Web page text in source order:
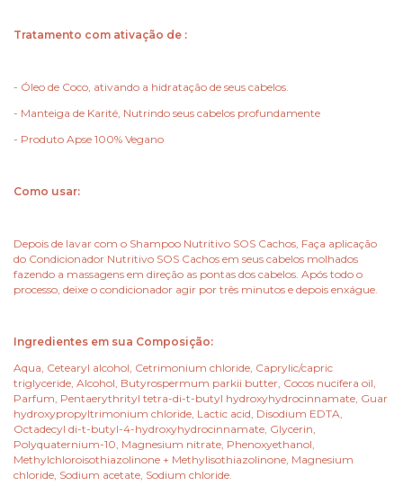
Tratamento com ativação de :
- Óleo de Coco, ativando a hidratação de seus cabelos.
- Manteiga de Karité, Nutrindo seus cabelos profundamente
- Produto Apse 100% Vegano
Como usar:
Depois de lavar com o Shampoo Nutritivo SOS Cachos, Faça aplicação
do Condicionador Nutritivo SOS Cachos em seus cabelos molhados
fazendo a massagens em direção as pontas dos cabelos. Após todo o
processo, deixe o condicionador agir por três minutos e depois enxágue.
Ingredientes em sua Composição:
Aqua, Cetearyl alcohol, Cetrimonium chloride, Caprylic/capric
triglyceride, Alcohol, Butyrospermum parkii butter, Cocos nucifera oil,
Parfum, Pentaerythrityl tetra-di-t-butyl hydroxyhydrocinnamate, Guar
hydroxypropyltrimonium chloride, Lactic acid, Disodium EDTA,
Octadecyl di-t-butyl-4-hydroxyhydrocinnamate, Glycerin,
Polyquaternium-10, Magnesium nitrate, Phenoxyethanol,
Methylchloroisothiazolinone + Methylisothiazolinone, Magnesium
chloride, Sodium acetate, Sodium chloride.